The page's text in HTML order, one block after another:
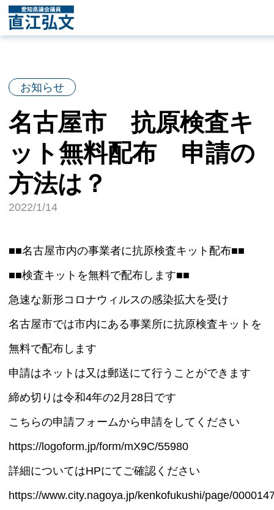
お知らせ
名古屋市 抗原検査キ
ット無料配布 申請の
方法は？
2022/1/14
■■名古屋市内の事業者に抗原検査キット配布■■
■■検査キットを無料で配布します■■
急速な新形コロナウィルスの感染拡大を受け
名古屋市では市内にある事業所に抗原検査キットを
無料で配布します
申請はネットは又は郵送にて行うことができます
締め切りは令和4年の2月28日です
こちらの申請フォームから申請をしてください
https://logoform.jp/form/mX9C/55980
詳細についてはHPにてご確認ください
https://www.city.nagoya.jp/kenkofukushi/page/